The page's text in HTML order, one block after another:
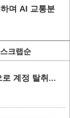
며 AI 교통분
스크랩순
계정 탈취...